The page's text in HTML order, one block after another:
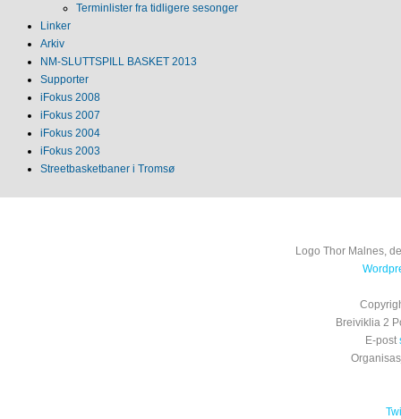
Terminlister fra tidligere sesonger
Linker
Arkiv
NM‐SLUTTSPILL BASKET 2013
Supporter
iFokus 2008
iFokus 2007
iFokus 2004
iFokus 2003
Streetbasketbaner i Tromsø
Logo Thor Malnes,
Breiviklia 2
E-post